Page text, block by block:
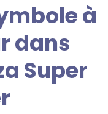
à
dans
Super